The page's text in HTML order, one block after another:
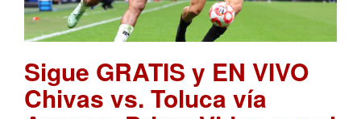
Sigue GRATIS y EN VIVO
Chivas vs. Toluca vía